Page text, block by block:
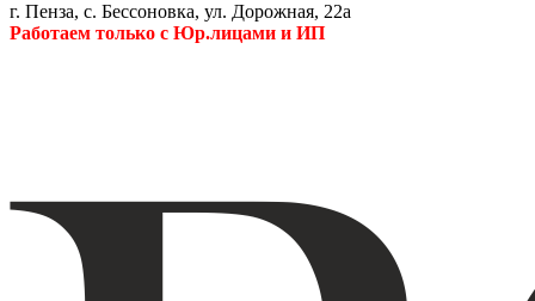
г. Пенза, с. Бессоновка, ул. Дорожная, 22а
Работаем только с Юр.лицами и ИП